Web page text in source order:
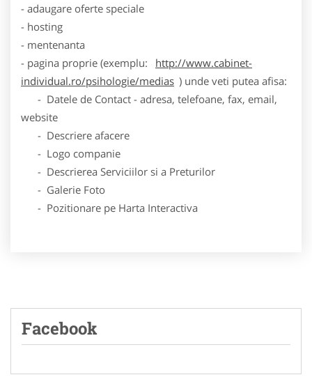
- adaugare oferte speciale
- hosting
- mentenanta
- pagina proprie (exemplu:
http://www.cabinet-
individual.ro/psihologie/medias ) unde veti putea afisa:
- Datele de Contact - adresa, telefoane, fax, email,
website
- Descriere afacere
- Logo companie
- Descrierea Serviciilor si a Preturilor
- Galerie Foto
- Pozitionare pe Harta Interactiva
Facebook